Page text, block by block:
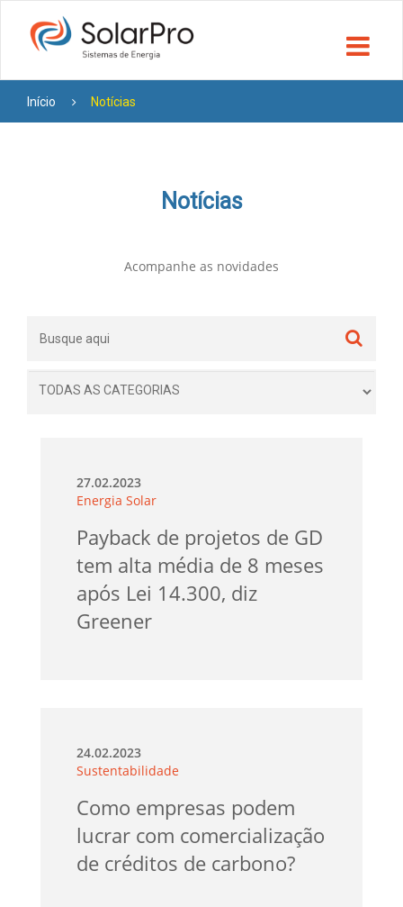
Início Notícias
Notícias
Acompanhe as novidades
27.02.2023
Energia Solar
Payback de projetos de GD
tem alta média de 8 meses
após Lei 14.300, diz
Greener
24.02.2023
Sustentabilidade
Como empresas podem
lucrar com comercialização
de créditos de carbono?